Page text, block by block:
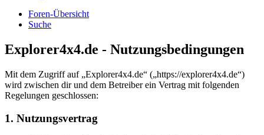
Foren-Übersicht
Suche
Explorer4x4.de - Nutzungsbedingungen
Mit dem Zugriff auf „Explorer4x4.de“ („https://explorer4x4.de“)
wird zwischen dir und dem Betreiber ein Vertrag mit folgenden
Regelungen geschlossen:
1. Nutzungsvertrag